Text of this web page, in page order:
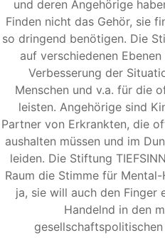
und deren Angehörige
Finden nicht das Gehör, sie
so dringend benötigen. Die
auf verschiedenen
Verbesserung der
Menschen und v.a. für die
leisten. Angehörige sind
Partner von Erkrankten, die
aushalten müssen und im
leiden. Die Stiftung
Raum die Stimme für
ja, sie will auch den Finger
Handelnd in den